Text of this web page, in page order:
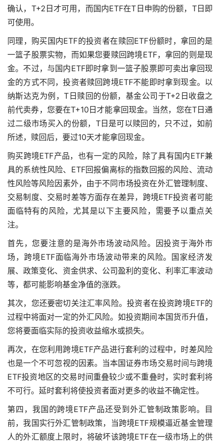
确认，T+2日才可用，而国内ETF在T日申购的份额，T日即
可使用。
同理，购买国内ETF的投资者在赎回ETF份额时，拿回的是
一篮子股票实物，而如果您要赎回跨境ETF，拿回的则是现
金。不过，与国内ETF即时拿到一篮子股票即可卖出拿回现
金的方式不同，投资者赎回跨境ETF不能即时拿到现金。以
纳斯达克为例，T日赎回的份额，基金公司于T+2日收盘之
前代卖券，您要在T+10日才能拿回现金。当然，您在T日通
过二级市场买入的份额，T日是可以赎回的，只不过，如前
所述，赎回后，要过10天才能拿回现金。
购买跨境ETF产品，也有一定的风险，除了具有国内ETF兼
具的系统性风险、ETF回报偏离标的指数回报的风险、流动
性风险等风险因素外，由于不同市场投资在外汇管理制度、
交易制度、交易时差等方面存在差异，跨境ETF投资者可能
面临特有的风险，尤其是以下主要风险，需要予以重点关
注。
首先，您要注意的是海外市场波动风险。因投资于海外市
场，跨境ETF面临海外市场波动带来的风险。国家经济发
展、政策变化、资金供求、公司盈利的变化、利率汇率波动
等，都可能影响基金净值的涨跌。
其次，您还要密切关注汇率风险。投资者在投资跨境ETF的
过程中将面对一定的外汇风险。如投资期间本国货币升值，
您将要面临实际的投资收益缩水或损失。
再次，在您利用跨境ETF产品进行套利的过程中，时差风险
也是一个不可忽视的因素。当本国证券市场交易时间与跨境
ETF投资地区的交易时间重叠较少或不重叠时，实时套利将
不可行。延时套利将使投资者面对更多的收益不确定性。
第四，我国的跨境ETF产品还受到外汇管制政策影响。目
前，我国实行外汇管制政策，当跨境ETF规模逼近基金管理
人的外汇额度上限时，将破坏该跨境ETF在一级市场上的供